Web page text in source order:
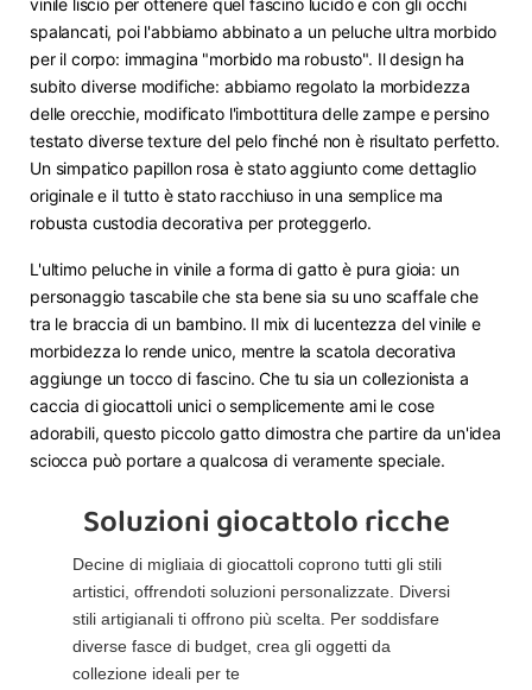
vinile liscio per ottenere quel fascino lucido e con gli occhi
spalancati, poi l'abbiamo abbinato a un peluche ultra morbido
per il corpo: immagina "morbido ma robusto". Il design ha
subito diverse modifiche: abbiamo regolato la morbidezza
delle orecchie, modificato l'imbottitura delle zampe e persino
testato diverse texture del pelo finché non è risultato perfetto.
Un simpatico papillon rosa è stato aggiunto come dettaglio
originale e il tutto è stato racchiuso in una semplice ma
robusta custodia decorativa per proteggerlo.
L'ultimo peluche in vinile a forma di gatto è pura gioia: un
personaggio tascabile che sta bene sia su uno scaffale che
tra le braccia di un bambino. Il mix di lucentezza del vinile e
morbidezza lo rende unico, mentre la scatola decorativa
aggiunge un tocco di fascino. Che tu sia un collezionista a
caccia di giocattoli unici o semplicemente ami le cose
adorabili, questo piccolo gatto dimostra che partire da un'idea
sciocca può portare a qualcosa di veramente speciale.
Soluzioni giocattolo ricche
Decine di migliaia di giocattoli coprono tutti gli stili
artistici, offrendoti soluzioni personalizzate. Diversi
stili artigianali ti offrono più scelta. Per soddisfare
diverse fasce di budget, crea gli oggetti da
collezione ideali per te